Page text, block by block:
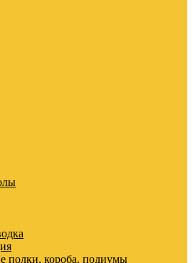
полки, короба, подиумы